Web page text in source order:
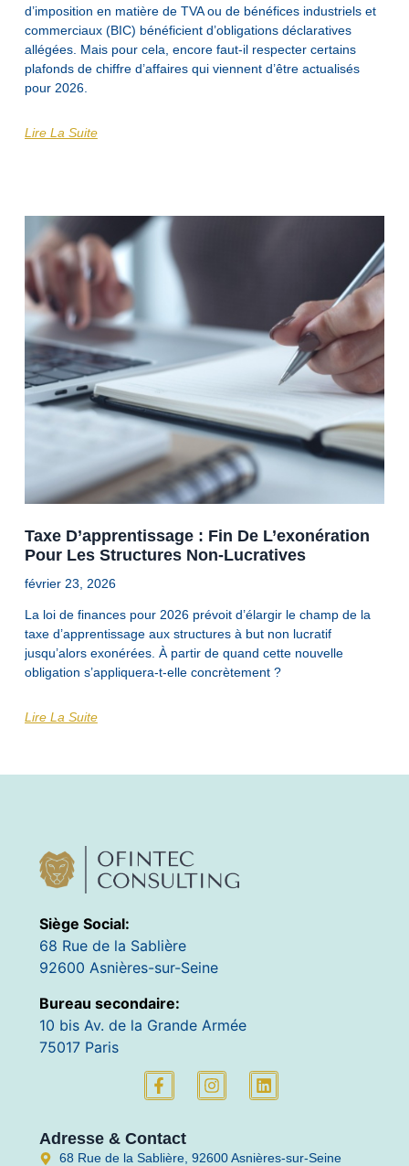
d’imposition en matière de TVA ou de bénéfices industriels et
commerciaux (BIC) bénéficient d’obligations déclaratives
allégées. Mais pour cela, encore faut-il respecter certains
plafonds de chiffre d’affaires qui viennent d’être actualisés
pour 2026.
Lire La Suite
Taxe D’apprentissage : Fin De L’exonération
Pour Les Structures Non-Lucratives
février 23, 2026
La loi de finances pour 2026 prévoit d’élargir le champ de la
taxe d’apprentissage aux structures à but non lucratif
jusqu’alors exonérées. À partir de quand cette nouvelle
obligation s’appliquera-t-elle concrètement ?
Lire La Suite
Siège Social:
68 Rue de la Sablière
92600 Asnières-sur-Seine
Bureau secondaire:
10 bis Av. de la Grande Armée
75017 Paris
Adresse & Contact
68 Rue de la Sablière, 92600 Asnières-sur-Seine